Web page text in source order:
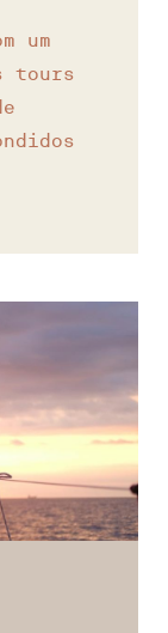
um
tours